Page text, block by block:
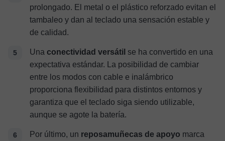
prolongado. El metal o el plástico reforzado evitan el
tambaleo y dan al teclado una sensación estable y
de calidad.
Una conectividad versátil se ha convertido en una
expectativa estándar. La posibilidad de cambiar
entre los modos con cable e inalámbrico
proporciona flexibilidad para distintos entornos y
garantiza que el teclado siga siendo utilizable,
aunque se agote la batería.
Por último, un reposamuñecas de apoyo marca